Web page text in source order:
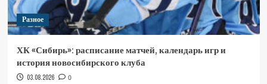
Разное
ХК «Сибирь»: расписание матчей, календарь игр и
история новосибирского клуба
03.08.2026 0